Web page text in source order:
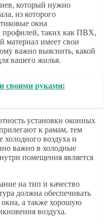
который нужно
из которого
окна
профилей, таких как ПВХ,
имеет свои
важно выяснить, какой
вашего жилья.
своими руками:
установки оконных
к рамам, тем
воздуха и
важно в холодные
помещения является
на тип и качество
должна обеспечивать
а также хорошую
воздуха.